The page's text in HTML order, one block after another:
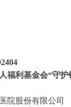
福利基金会“守护
院股份有限公司